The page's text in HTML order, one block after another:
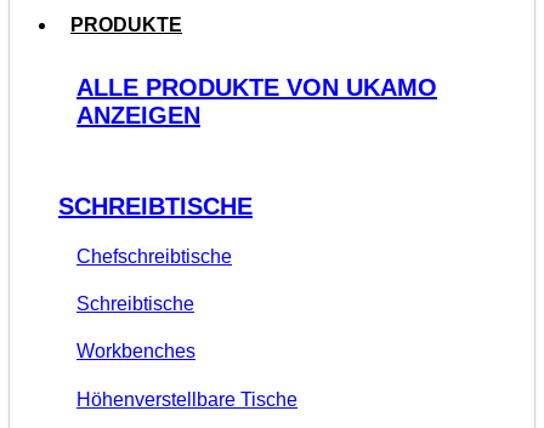
PRODUKTE
ALLE PRODUKTE VON UKAMO
ANZEIGEN
SCHREIBTISCHE
Chefschreibtische
Schreibtische
Workbenches
Höhenverstellbare Tische